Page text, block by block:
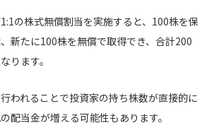
の株式無償割当を実施すると、100株を保
新たに100株を無償で取得でき、合計200
ります。
われることで投資家の持ち株数が直接的に
配当金が増える可能性もあります。